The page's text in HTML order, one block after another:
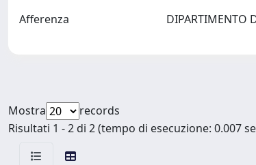
Afferenza DIPARTIMENTO
Mostra
records
Risultati 1 - 2 di 2 (tempo di esecuzione: 0.007